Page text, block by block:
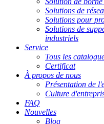
Solutions de
Solutions pour
Solutions de
industriels
Service
Tous les
Certificat
À propos de nous
Présentation de
Culture
FAQ
Nouvelles
Blog